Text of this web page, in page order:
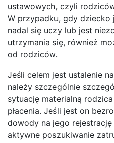
ustawowych, czyli
W przypadku, gdy dziecko
nadal się uczy lub jest
utrzymania się, również
od rodziców.
Jeśli celem jest ustalenie
należy szczególnie
sytuację materialną
płacenia. Jeśli jest on
dowody na jego
aktywne poszukiwanie